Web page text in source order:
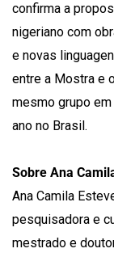
confirma a
nigeriano com
e novas
entre a Mostra e
mesmo grupo
ano no Brasil.
Sobre Ana
Ana Camila
pesquisadora e
mestrado e